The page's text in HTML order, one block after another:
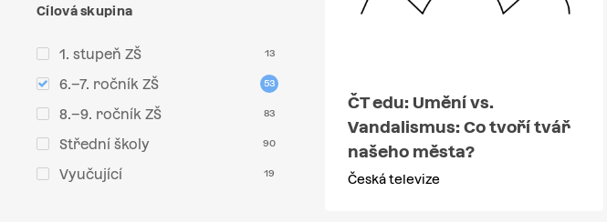
Cílová skupina
1. stupeň ZŠ 13
6.–7. ročník ZŠ 53
8.–9. ročník ZŠ 83
Střední školy 90
Vyučující 19
ČT edu: Umění vs.
Vandalismus: Co tvoří tvář
našeho města?
Česká televize